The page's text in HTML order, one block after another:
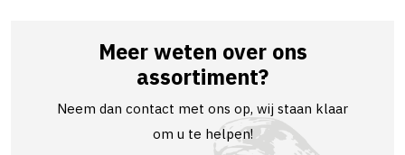
Meer weten over ons
assortiment?
Neem dan contact met ons op, wij staan klaar
om u te helpen!